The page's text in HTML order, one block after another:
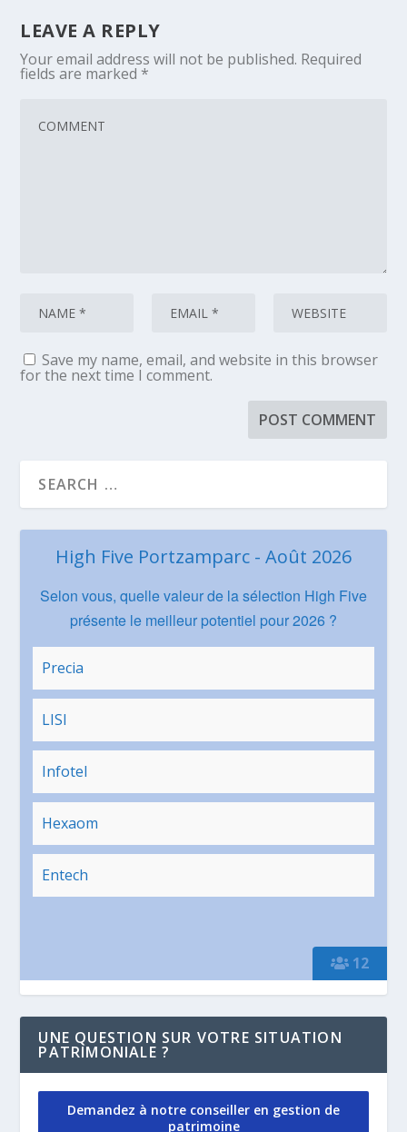
LEAVE A REPLY
Your email address will not be published. Required
fields are marked *
Save my name, email, and website in this browser
for the next time I comment.
12
High Five Portzamparc - Août 2026
Selon vous, quelle valeur de la sélection High Five
présente le meilleur potentiel pour 2026 ?
Precia
LISI
Infotel
Hexaom
Entech
UNE QUESTION SUR VOTRE SITUATION
PATRIMONIALE ?
Demandez à notre conseiller en gestion de
patrimoine